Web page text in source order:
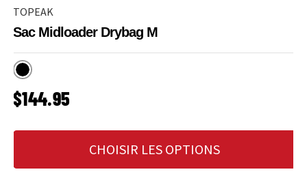
TOPEAK
Sac Midloader Drybag M
Noir
PRIX HABITUEL
$144.95
CHOISIR LES OPTIONS